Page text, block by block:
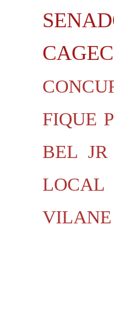
FIQUE
BEL JR
LOCAL
VILANE